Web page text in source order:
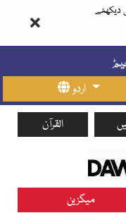
دیکھئے
اردو
القرآن
میگزین